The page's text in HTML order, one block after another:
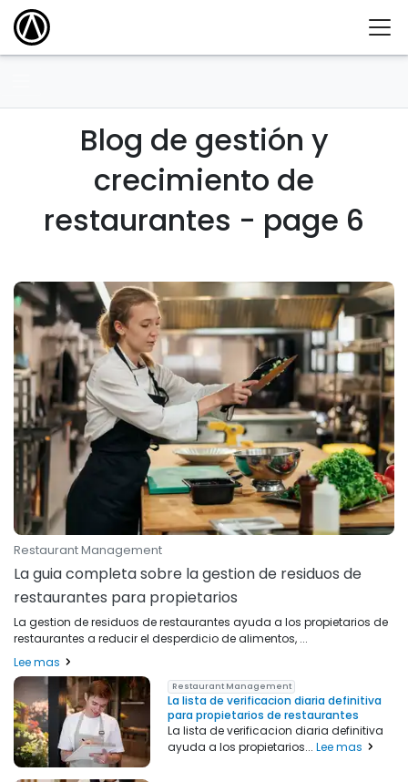
Blog de gestión y
crecimiento de
restaurantes - page 6
Restaurant Management
La guia completa sobre la gestion de residuos de
restaurantes para propietarios
La gestion de residuos de restaurantes ayuda a los propietarios de
restaurantes a reducir el desperdicio de alimentos, ...
Lee mas
Restaurant Management
La lista de verificacion diaria definitiva
para propietarios de restaurantes
La lista de verificacion diaria definitiva
ayuda a los propietarios...Lee mas